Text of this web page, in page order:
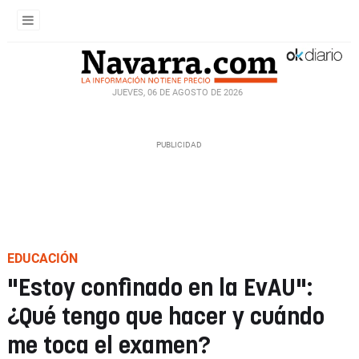
JUEVES, 06 DE AGOSTO DE 2026
EDUCACIÓN
"Estoy confinado en la EvAU":
¿Qué tengo que hacer y cuándo
me toca el examen?